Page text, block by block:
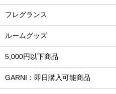
フレグランス
ルームグッズ
5,000円以下商品
GARNI：即日購入可能商品